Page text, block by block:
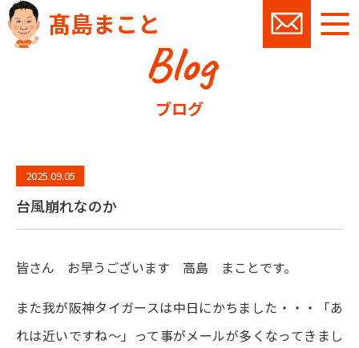
髙島まこと
Blog
ブログ
2025.09.05
台風崩れなのか
皆さん お早うございます 高島 まことです。
また我が阪神タイガースは中日にかちました・・・「あ
れは近いですね～」って事がメールが多くなってきまし